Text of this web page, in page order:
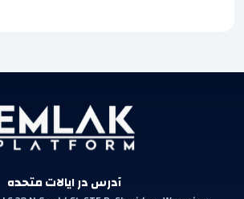
آدرس در ایالات متحده